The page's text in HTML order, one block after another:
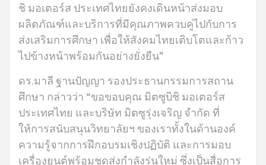
ชิ มอเตอร์ส ประเทศไทยยังคงเดินหน้าส่งมอบ
ผลิตภัณฑ์และบริการที่มีคุณภาพควบคู่ไปกับการ
ส่งเสริมการศึกษา เพื่อให้สังคมไทยเติบโตและก้าว
ไปข้างหน้าพร้อมกันอย่างยั่งยืน”
ดร.มาลี ฐานปัญญา รองประธานกรรมการสถาน
ศึกษา กล่าวว่า “ขอขอบคุณ มิตซูบิชิ มอเตอร์ส
ประเทศไทย และบริษัท มิตซูรุ่งเจริญ จำกัด ที่
ให้การสนับสนุนวิทยาลัยฯ ของเราทั้งในด้านองค์
ความรู้จากการฝึกอบรมเชิงปฏิบัติ และการมอบ
เครื่องยนต์พร้อมชุดส่งกำลังรุ่นใหม่ ซึ่งเป็นสื่อการ